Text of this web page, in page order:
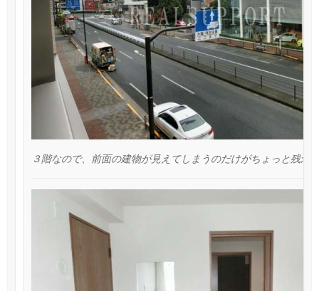
３階なので、前面の建物が見えてしまうのだけがちょっと残念